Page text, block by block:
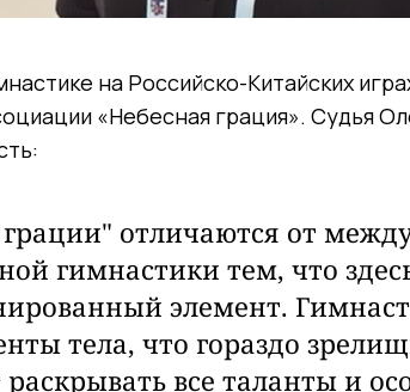
на Российско-Китайских
«Небесная грация». Судья
отличаются от
гимнастики тем, что
элемент.
тела, что гораздо
все таланты и